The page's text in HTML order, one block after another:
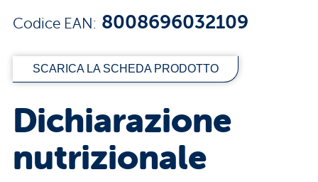
Codice EAN: 8008696032109
SCARICA LA SCHEDA PRODOTTO
Dichiarazione
nutrizionale